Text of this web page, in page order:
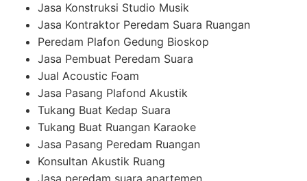
Jasa Konstruksi Studio Musik
Jasa Kontraktor Peredam Suara Ruangan
Peredam Plafon Gedung Bioskop
Jasa Pembuat Peredam Suara
Jual Acoustic Foam
Jasa Pasang Plafond Akustik
Tukang Buat Kedap Suara
Tukang Buat Ruangan Karaoke
Jasa Pasang Peredam Ruangan
Konsultan Akustik Ruang